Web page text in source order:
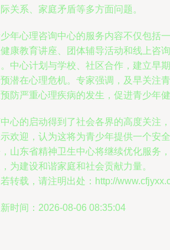
关系、家庭矛盾等多方面问题。
年心理咨询中心的服务内容不仅包括
康教育讲座、团体辅导活动和线上咨
中心计划与学校、社区合作，建立早
潜在心理危机。专家强调，及早关注
防严重心理疾病的发生，促进青少年健
心的启动得到了社会各界的高度关注
欢迎，认为这将为青少年提供一个安
山东省精神卫生中心将继续优化服务
为建设和谐家庭和社会贡献力量。
转载，请注明出处：http://
时间：2026-08-06 08:35:04